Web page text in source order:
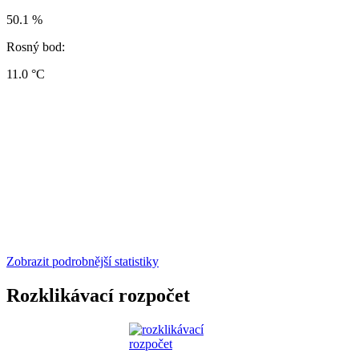
50.1 %
Rosný bod:
11.0 °C
Zobrazit podrobnější statistiky
Rozklikávací rozpočet